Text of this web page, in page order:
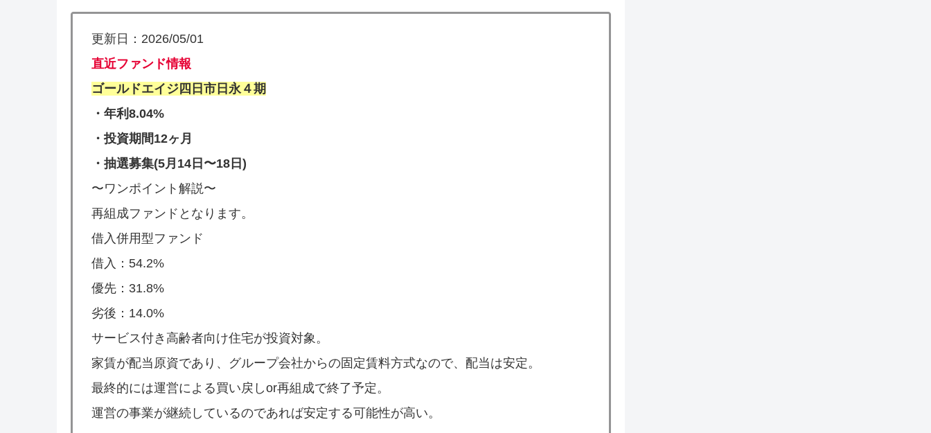
更新日：2026/05/01
直近ファンド情報
ゴールドエイジ四日市日永４期
・年利8.04%
・投資期間12ヶ月
・抽選募集(5月14日〜18日)
〜ワンポイント解説〜
再組成ファンドとなります。
借入併用型ファンド
借入：54.2%
優先：31.8%
劣後：14.0%
サービス付き高齢者向け住宅が投資対象。
家賃が配当原資であり、グループ会社からの固定賃料方式なので、配当は安定。
最終的には運営による買い戻しor再組成で終了予定。
運営の事業が継続しているのであれば安定する可能性が高い。